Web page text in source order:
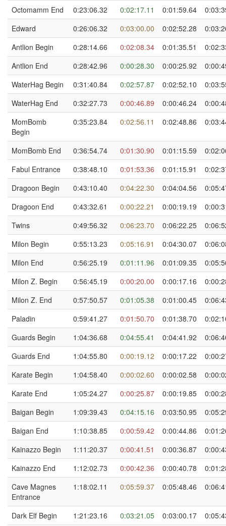
Octomamm End 0:23:06.32 0:02:17.11 0:01:59.64
Edward
0:26:06.32 0:03:00.00 0:02:52.28
Antlion Begin
0:28:14.66 0:02:08.34 0:01:35.51
Antlion End
0:28:42.96 0:00:28.30 0:00:25.92
WaterHag Begin
0:31:40.84 0:02:57.87 0:02:52.10
WaterHag End
0:32:27.73 0:00:46.89 0:00:46.24
MomBomb
Begin
0:35:23.84 0:02:56.11 0:02:48.86
MomBomb End 0:36:54.74 0:01:30.90 0:01:15.59
Fabul Entrance
0:38:48.10 0:01:53.36 0:01:15.91
Dragoon Begin
0:43:10.40 0:04:22.30 0:04:04.56
Dragoon End
0:43:32.61 0:00:22.21 0:00:19.19
Twins
0:49:56.32 0:06:23.70 0:06:22.25
Milon Begin
0:55:13.23 0:05:16.91 0:04:30.07
Milon End
0:56:25.19 0:01:11.96 0:01:09.35
Milon Z. Begin
0:56:45.19 0:00:20.00 0:00:17.16
Milon Z. End
0:57:50.57 0:01:05.38 0:01:00.45
Paladin
0:59:41.27 0:01:50.70 0:01:38.70
Guards Begin
1:04:36.68 0:04:55.41 0:04:41.92
Guards End
1:04:55.80 0:00:19.12 0:00:17.22
Karate Begin
1:04:58.40 0:00:02.60 0:00:02.58
Karate End
1:05:24.27 0:00:25.87 0:00:19.85
Baigan Begin
1:09:39.43 0:04:15.16 0:03:50.95
Baigan End
1:10:38.85 0:00:59.42 0:00:44.86
Kainazzo Begin
1:11:20.37 0:00:41.51 0:00:36.87
Kainazzo End
1:12:02.73 0:00:42.36 0:00:40.78
Cave Magnes
Entrance
1:18:02.11 0:05:59.37 0:05:48.46
Dark Elf Begin 1:21:23.16 0:03:21.05 0:03:00.17